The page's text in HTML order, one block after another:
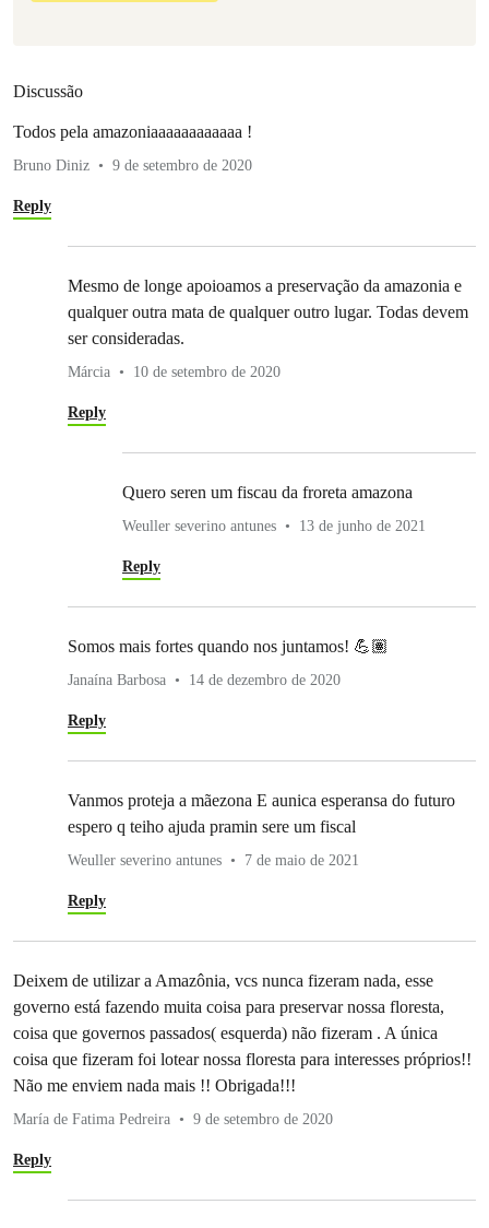
Discussão
Todos pela amazoniaaaaaaaaaaaa !
Bruno Diniz 9 de setembro de 2020
Reply
Mesmo de longe apoioamos a preservação da amazonia e
qualquer outra mata de qualquer outro lugar. Todas devem
ser consideradas.
Márcia 10 de setembro de 2020
Reply
Quero seren um fiscau da froreta amazona
Weuller severino antunes 13 de junho de 2021
Reply
Somos mais fortes quando nos juntamos! 💪🏽
Janaína Barbosa 14 de dezembro de 2020
Reply
Vanmos proteja a mãezona E aunica esperansa do futuro
espero q teiho ajuda pramin sere um fiscal
Weuller severino antunes 7 de maio de 2021
Reply
Deixem de utilizar a Amazônia, vcs nunca fizeram nada, esse
governo está fazendo muita coisa para preservar nossa floresta,
coisa que governos passados( esquerda) não fizeram . A única
coisa que fizeram foi lotear nossa floresta para interesses próprios!!
Não me enviem nada mais !! Obrigada!!!
María de Fatima Pedreira 9 de setembro de 2020
Reply